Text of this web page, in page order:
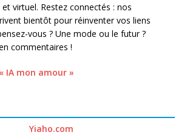
virtuel. Restez connectés : nos
bientôt pour réinventer vos liens
vous ? Une mode ou le futur ?
commentaires !
IA mon amour »
Yiaho.com